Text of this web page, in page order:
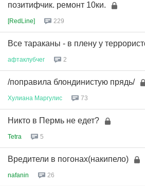
позитифчик. ремонт 10ки.
[RedLine] 229
Все тараканы - в плену у
афтаклубчег 2
/поправила блондинистую прядь/
Хулиана Маргулис 73
Никто в Пермь не едет?
Tetra 5
Вредители в погонах(накипело)
nafanin 26